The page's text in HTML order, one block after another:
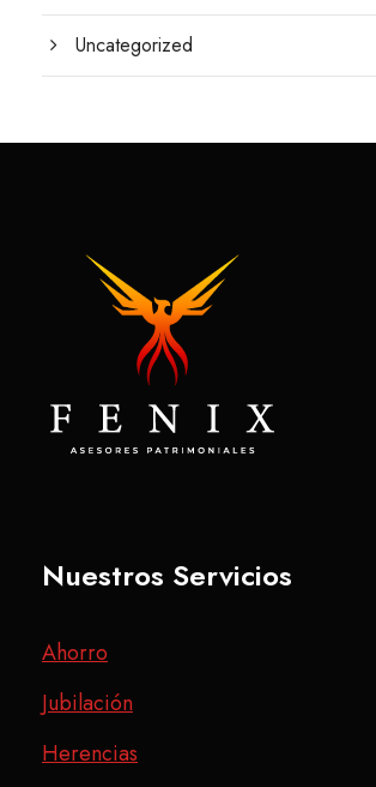
Uncategorized
Nuestros Servicios
Ahorro
Jubilación
Herencias